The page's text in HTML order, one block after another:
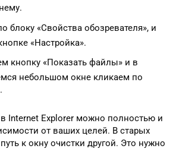
блоку «Свойства обозревателя», и
«Настройка».
кнопку «Показать файлы» и в
небольшом окне кликаем по
Internet Explorer можно полностью и
от ваших целей. В старых
к окну очистки другой. Это нужно